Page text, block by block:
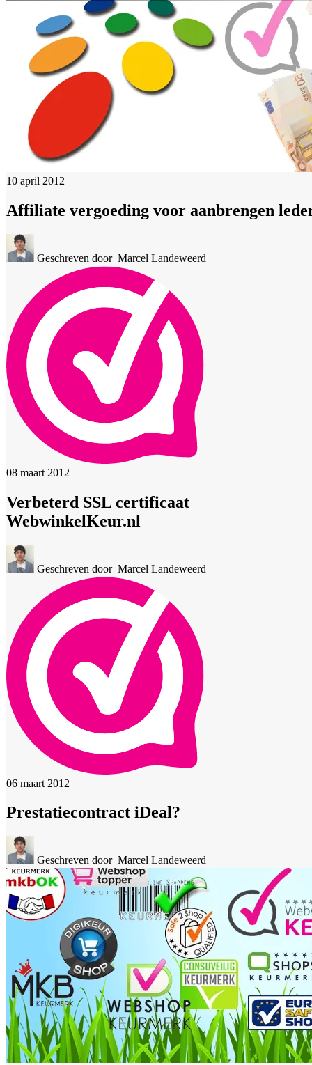
10 april 2012
Affiliate vergoeding voor aanbrengen
Geschreven door Marcel Landeweerd
08 maart 2012
Verbeterd SSL certificaat
WebwinkelKeur.nl
Geschreven door Marcel Landeweerd
06 maart 2012
Prestatiecontract iDeal?
Geschreven door Marcel Landeweerd